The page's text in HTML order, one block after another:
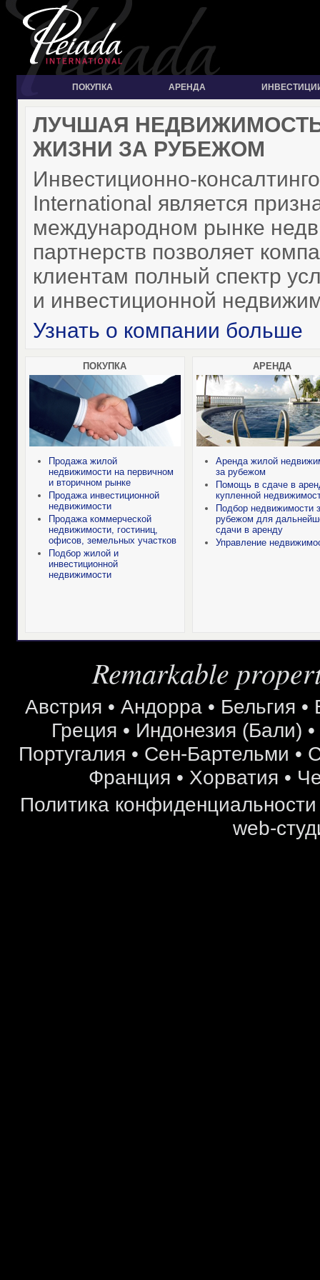
ПОКУПКА АРЕНДА
ЛУЧШАЯ
ЖИЗНИ ЗА РУБЕЖОМ
Инвестиционно-
International является
международном рынке
партнерств позволяет
клиентам полный спектр
и инвестиционной
Узнать о компании больше
ПОКУПКА
Продажа жилой
недвижимости на первичном
и вторичном рынке
Продажа инвестиционной
недвижимости
Продажа коммерческой
недвижимости, гостиниц,
офисов, земельных участков
Подбор жилой и
инвестиционной
недвижимости
АРЕНДА
Аренда жилой
за рубежом
Помощь в сдаче в
купленной
Подбор недвижимости
рубежом для
сдачи в аренду
Управление
Remarkable
Австрия • Андорра • Бельгия •
Греция • Индонезия (Бали) •
Португалия • Сен-Бартельми •
Франция • Хорватия •
Политика конфиденциальности
web-